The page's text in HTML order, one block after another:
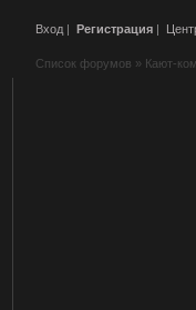
Вход | Регистрация |
Список форумов » Кают-